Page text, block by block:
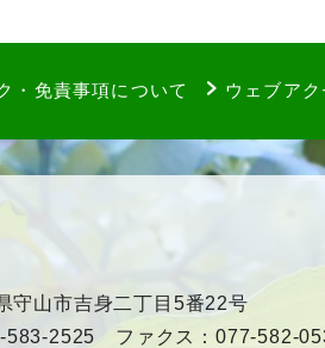
・免責事項について ウェブア
山市吉身二丁目5番22号
583-2525 ファクス：077-582-